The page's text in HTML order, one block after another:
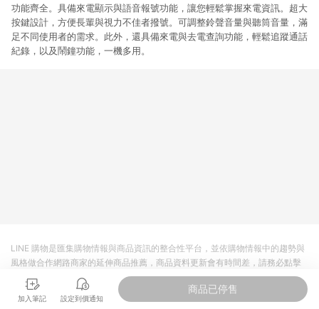
功能齊全。具備來電顯示與語音報號功能，讓您輕鬆掌握來電資訊。超大
按鍵設計，方便長輩與視力不佳者撥號。可調整鈴聲音量與聽筒音量，滿
足不同使用者的需求。此外，還具備來電與去電查詢功能，輕鬆追蹤通話
紀錄，以及鬧鐘功能，一機多用。
加入筆記 設定到價通知
商品已停售
LINE 購物是匯集購物情報與商品資訊的整合性平台，並依購物情報中的趨勢與
風格做合作網路商家的延伸商品推薦，商品資料更新會有時間差，請務必點擊
商品至各合作網路商家，確認現售價與購物條件，一切資訊以合作廠商網頁為
準。